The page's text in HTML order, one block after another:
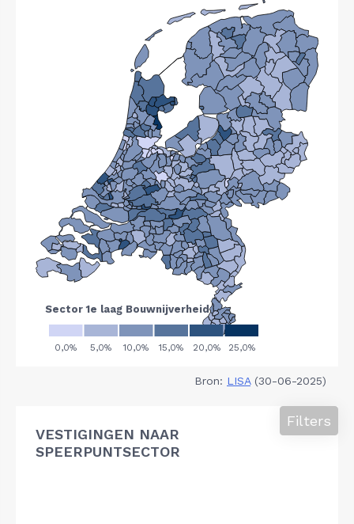
Bron: LISA(30-06-2025)
VESTIGINGEN NAAR
SPEERPUNTSECTOR
Filters